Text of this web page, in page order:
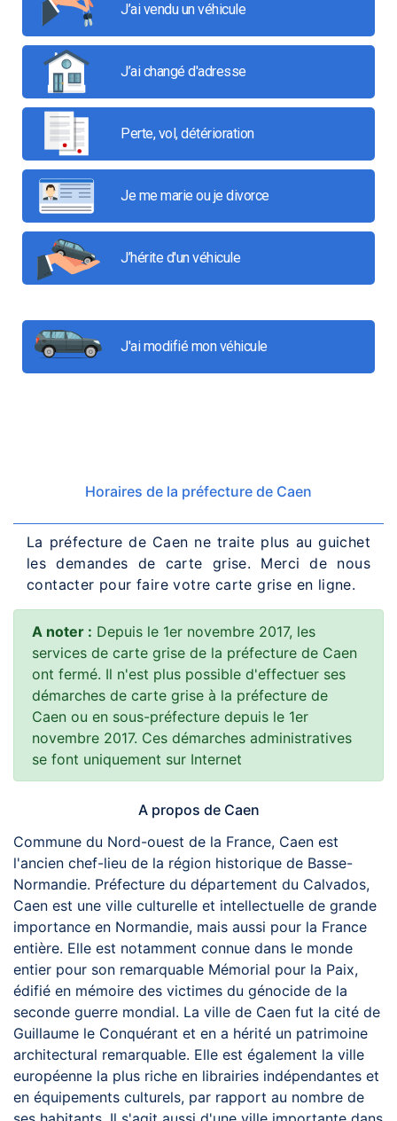
J’ai vendu un véhicule
J’ai changé d'adresse
Perte, vol, détérioration
Je me marie ou je divorce
J’hérite d'un véhicule
J'ai modifié mon véhicule
Horaires de la préfecture de Caen
La préfecture de Caen ne traite plus au guichet
les demandes de carte grise. Merci de nous
contacter pour faire votre carte grise en ligne.
A noter : Depuis le 1er novembre 2017, les
services de carte grise de la préfecture de Caen
ont fermé. Il n'est plus possible d'effectuer ses
démarches de carte grise à la préfecture de
Caen ou en sous-préfecture depuis le 1er
novembre 2017. Ces démarches administratives
se font uniquement sur Internet
A propos de Caen
Commune du Nord-ouest de la France, Caen est
l'ancien chef-lieu de la région historique de Basse-
Normandie. Préfecture du département du Calvados,
Caen est une ville culturelle et intellectuelle de grande
importance en Normandie, mais aussi pour la France
entière. Elle est notamment connue dans le monde
entier pour son remarquable Mémorial pour la Paix,
édifié en mémoire des victimes du génocide de la
seconde guerre mondial. La ville de Caen fut la cité de
Guillaume le Conquérant et en a hérité un patrimoine
architectural remarquable. Elle est également la ville
européenne la plus riche en librairies indépendantes et
en équipements culturels, par rapport au nombre de